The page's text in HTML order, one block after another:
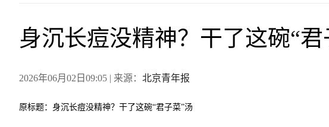
身沉长痘没精神？干了这碗“君
2026年06月02日09:05 | 来源： 北京青年报
原标题：身沉长痘没精神？干了这碗“君子菜”汤